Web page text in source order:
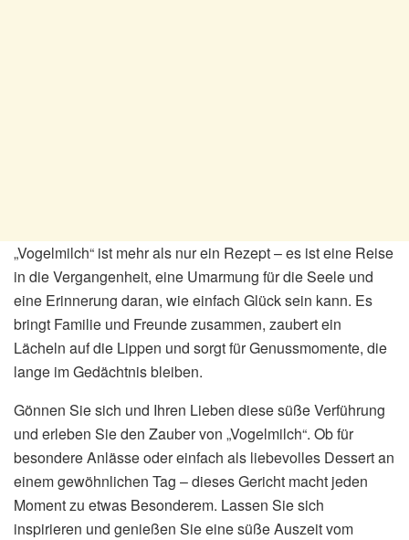
„Vogelmilch“ ist mehr als nur ein Rezept – es ist eine Reise
in die Vergangenheit, eine Umarmung für die Seele und
eine Erinnerung daran, wie einfach Glück sein kann. Es
bringt Familie und Freunde zusammen, zaubert ein
Lächeln auf die Lippen und sorgt für Genussmomente, die
lange im Gedächtnis bleiben.
Gönnen Sie sich und Ihren Lieben diese süße Verführung
und erleben Sie den Zauber von „Vogelmilch“. Ob für
besondere Anlässe oder einfach als liebevolles Dessert an
einem gewöhnlichen Tag – dieses Gericht macht jeden
Moment zu etwas Besonderem. Lassen Sie sich
inspirieren und genießen Sie eine süße Auszeit vom